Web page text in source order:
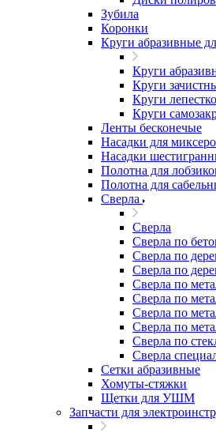
Зубила
Коронки
Круги абразивные
Круги
Круги
Круги
Круги
Ленты бесконечые
Насадки для
Насадки
Полотна для
Полотна для
Сверла
Сверла
Сверла по
Сверла по
Сверла по
Сверла по
Сверла по
Сверла по
Сверла по
Сверла по
Сверла
Сетки абразивные
Хомуты-стяжки
Щетки для УШМ
Запчасти для